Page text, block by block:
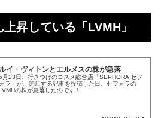
昇している「LVMH」
イ・ヴィトンとエルメスの株が急落
月23日、行きつけのコスメ総合店「SEPHORA セフ
ォラ」が、閉店する記事を投稿した日、セフォラの
の株が急落したのです！